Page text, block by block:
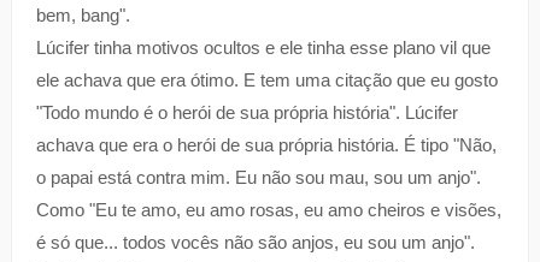
bem, bang".
Lúcifer tinha motivos ocultos e ele tinha esse plano vil que
ele achava que era ótimo. E tem uma citação que eu gosto
"Todo mundo é o herói de sua própria história". Lúcifer
achava que era o herói de sua própria história. É tipo "Não,
o papai está contra mim. Eu não sou mau, sou um anjo".
Como "Eu te amo, eu amo rosas, eu amo cheiros e visões,
é só que... todos vocês não são anjos, eu sou um anjo".